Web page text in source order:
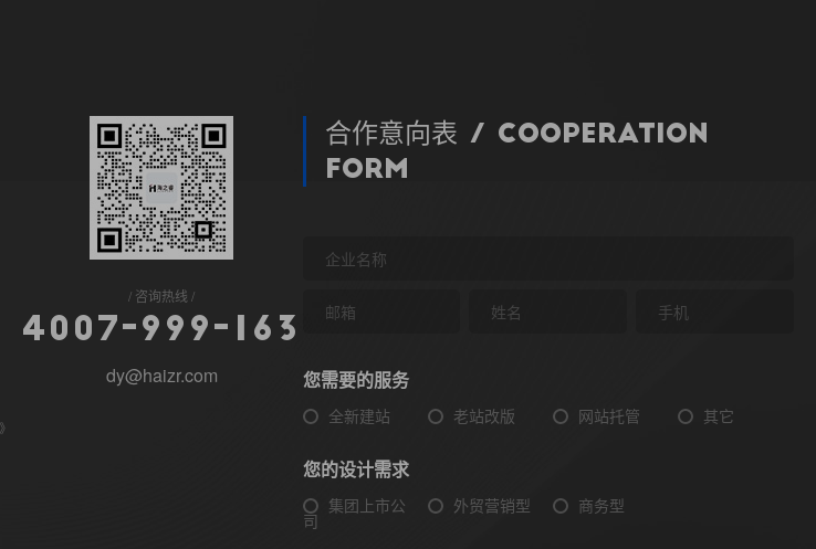
咨询热线
4 0 0 7- 9 9 9 - 6 3
dy@haizr.com
合作意向表 / Cooperation
Form
您需要的服务
全新建站 老站改版 网站托管 其它
您的设计需求
集团上市公
司
外贸营销型 商务型